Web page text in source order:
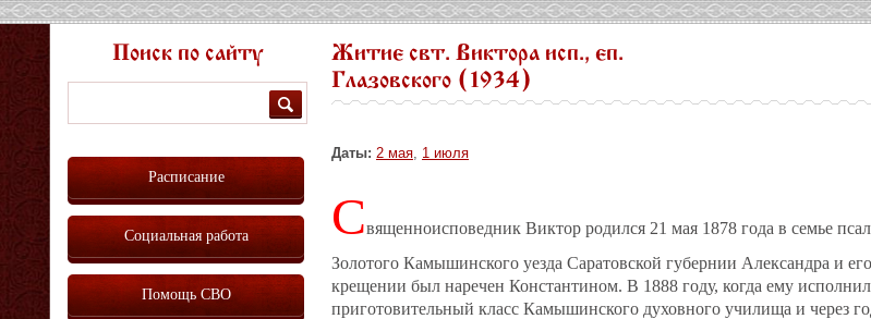
Житие свт. Виктора исп., еп.
Глазовского (1934)
Даты: 2 мая, 1 июля
Священноисповедник Виктор родился 21 мая 1878 года в семье
Золотого Камышинского уезда Саратовской губернии Александра и
крещении был наречен Константином. В 1888 году, когда ему
приготовительный класс Камышинского духовного училища и через
Поиск по сайту
Расписание
Социальная работа
Помощь СВО